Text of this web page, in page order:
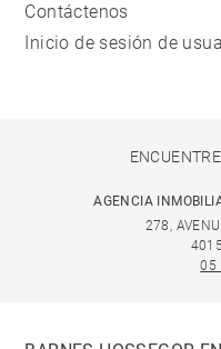
Contáctenos
Inicio de sesión de
AGENCIA
278,
05